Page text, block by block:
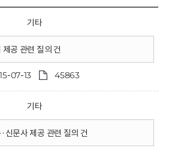
기타
공 관련 질의 건
07-13 45863
기타
신문사 제공 관련 질의 건